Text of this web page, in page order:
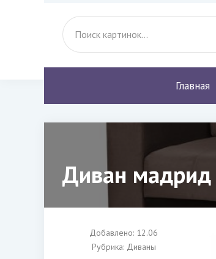
Главная
Диван
Добавлено: 12.06
Рубрика: Диваны